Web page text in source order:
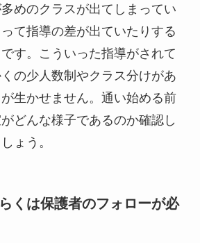
めのクラスが出てしまってい
て指導の差が出ていたりする
す。こういった指導がされて
の少人数制やクラス分けがあ
生かせません。通い始める前
どんな様子であるのか確認し
ょう。
くは保護者のフォローが必